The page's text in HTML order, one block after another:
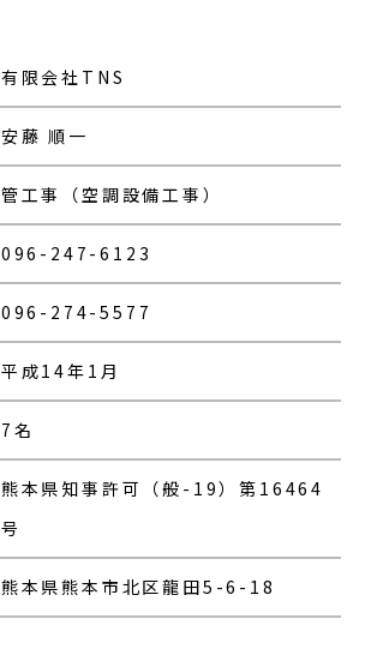
有限会社TNS
安藤 順一
管工事（空調設備工事）
096-247-6123
096-274-5577
平成14年1月
7名
熊本県知事許可（般-19）第16464
号
熊本県熊本市北区龍田5-6-18